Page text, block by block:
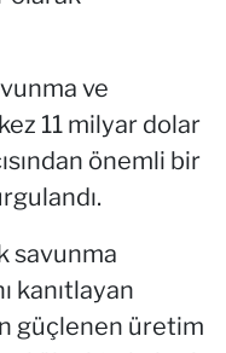
ve
11 milyar dolar
önemli bir
savunma
kanıtlayan
güçlenen üretim